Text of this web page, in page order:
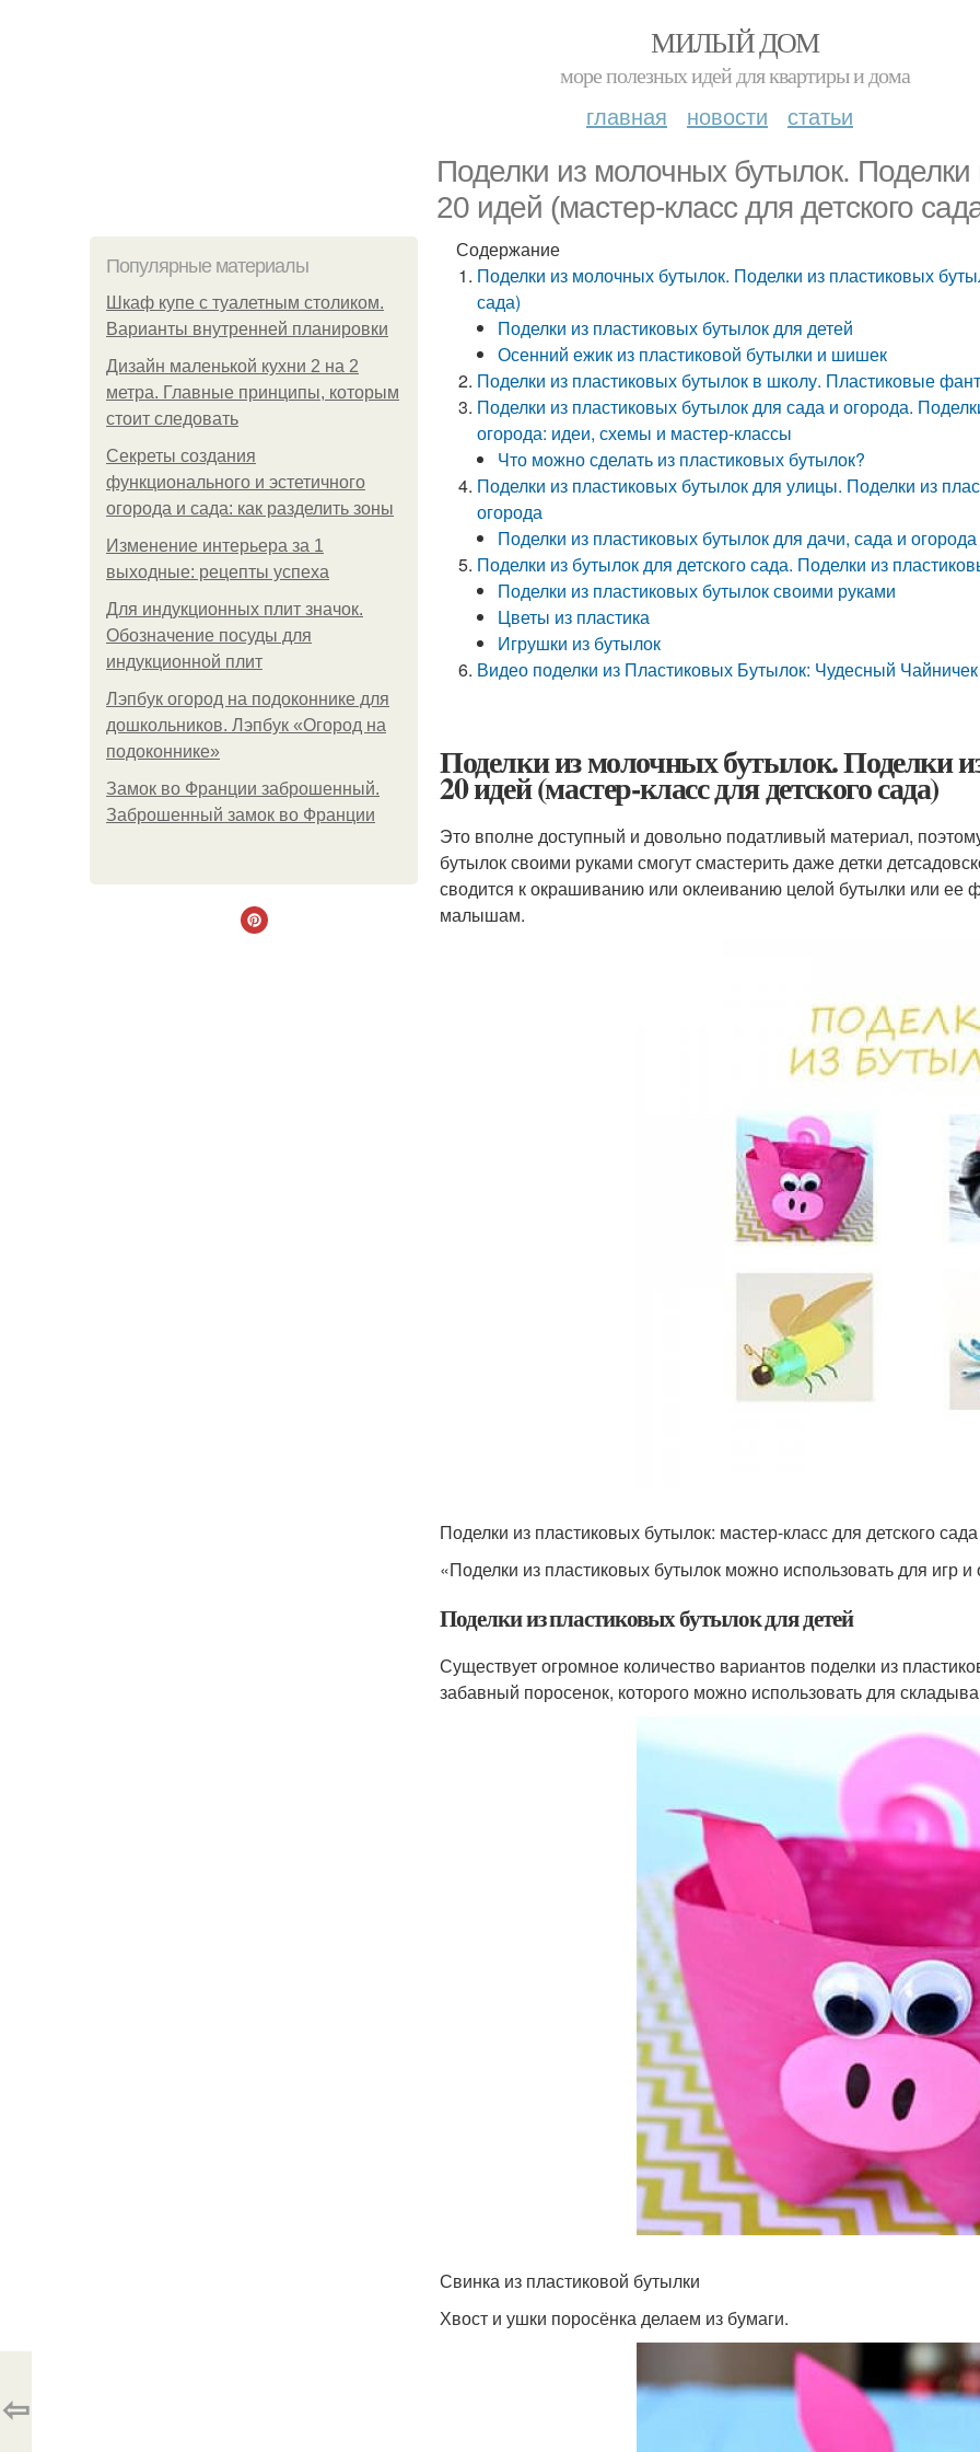
МИЛЫЙ ДОМ
море полезных идей для квартиры и дома
главная новости статьи
Поделки из молочных бутылок.
20 идей (мастер-класс для детского
Популярные материалы
Шкаф купе с туалетным столиком.
Варианты внутренней планировки
Дизайн маленькой кухни 2 на 2
метра. Главные принципы, которым
стоит следовать
Секреты создания
функционального и эстетичного
огорода и сада: как разделить зоны
Изменение интерьера за 1
выходные: рецепты успеха
Для индукционных плит значок.
Обозначение посуды для
индукционной плит
Лэпбук огород на подоконнике для
дошкольников. Лэпбук «Огород на
подоконнике»
Замок во Франции заброшенный.
Заброшенный замок во Франции
Содержание
Поделки из молочных бутылок. Поделки из пластиковых
сада)
Поделки из пластиковых бутылок для детей
Осенний ежик из пластиковой бутылки и шишек
Поделки из пластиковых бутылок в школу. Пластиковые
Поделки из пластиковых бутылок для сада и огорода.
огорода: идеи, схемы и мастер-классы
Что можно сделать из пластиковых бутылок?
Поделки из пластиковых бутылок для улицы. Поделки из
огорода
Поделки из пластиковых бутылок для дачи, сада и
Поделки из бутылок для детского сада. Поделки из
Поделки из пластиковых бутылок своими руками
Цветы из пластика
Игрушки из бутылок
Видео поделки из Пластиковых Бутылок: Чудесный Чайничек
Поделки из молочных бутылок. Поделки
20 идей (мастер-класс для детского сада)
Это вполне доступный и довольно податливый материал,
бутылок своими руками смогут смастерить даже детки
сводится к окрашиванию или оклеиванию целой бутылки или ее
малышам.
Поделки из пластиковых бутылок: мастер-класс для детского сада
«Поделки из пластиковых бутылок можно использовать для игр
Поделки из пластиковых бутылок для детей
Существует огромное количество вариантов поделки из
забавный поросенок, которого можно использовать для
Свинка из пластиковой бутылки
Хвост и ушки поросёнка делаем из бумаги.
⇦